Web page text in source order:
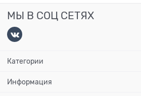
МЫ В СОЦ СЕТЯХ
Категории
Информация